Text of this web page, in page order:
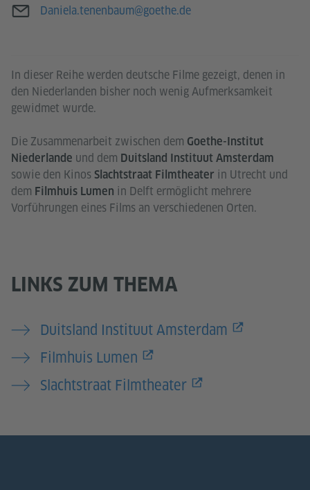
In dieser Reihe werden deutsche Filme gezeigt, denen in
den Niederlanden bisher noch wenig Aufmerksamkeit
gewidmet wurde.
Die Zusammenarbeit zwischen dem Goethe-Institut
Niederlande und dem Duitsland Instituut Amsterdam
sowie den Kinos Slachtstraat Filmtheater in Utrecht und
dem Filmhuis Lumen in Delft ermöglicht mehrere
Vorführungen eines Films an verschiedenen Orten.
LINKS ZUM THEMA
Duitsland Instituut Amsterdam
Filmhuis Lumen
Slachtstraat Filmtheater
E-Mail
Daniela.tenenbaum@goethe.de